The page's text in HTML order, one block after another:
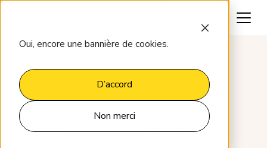
Oui, encore une bannière de cookies.
D’accord
Non merci
Pricepoint
CATÉGORIE DÉVELOPPEUR